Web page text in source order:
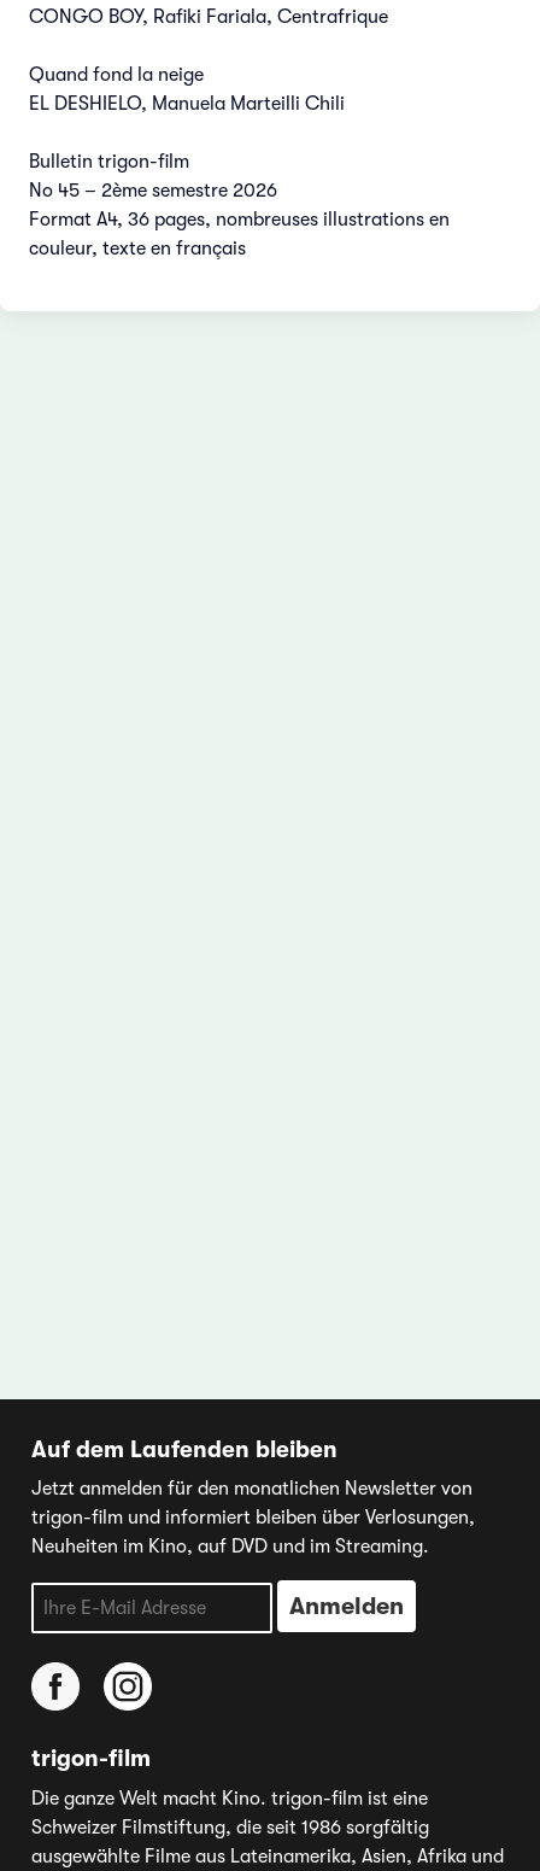
CONGO BOY, Rafiki Fariala, Centrafrique
Quand fond la neige
EL DESHIELO, Manuela Marteilli Chili
Bulletin trigon-film
No 45 – 2ème semestre 2026
Format A4, 36 pages, nombreuses illustrations en
couleur, texte en français
Auf dem Laufenden bleiben
Jetzt anmelden für den monatlichen Newsletter von
trigon-film und informiert bleiben über Verlosungen,
Neuheiten im Kino, auf DVD und im Streaming.
trigon-film
Die ganze Welt macht Kino. trigon-film ist eine
Schweizer Filmstiftung, die seit 1986 sorgfältig
ausgewählte Filme aus Lateinamerika, Asien, Afrika und